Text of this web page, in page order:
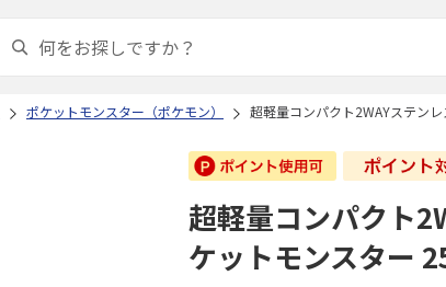
ポケットモンスター（ポケモン） 超軽量コンパクト2WAYステン
超軽量コンパクト
ケットモンスター